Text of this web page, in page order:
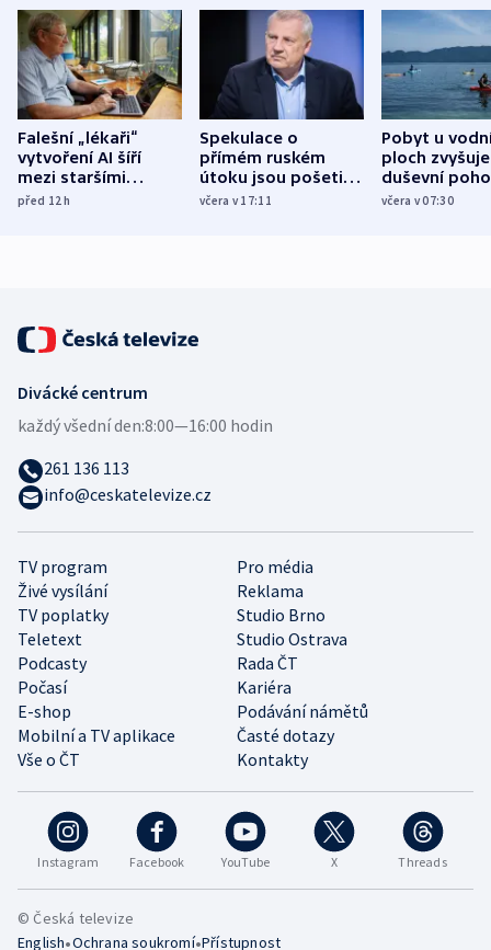
Falešní „lékaři“
vytvoření AI šíří
mezi staršími
Poláky nebezpečné
před 12h
Spekulace o
přímém ruském
útoku jsou pošetilé,
míní estonský
včera v 17:11
Pobyt u
ploch zvyšuje
duševní
ukázala
včera v 07:30
Instagram Facebook YouTube X Threads
TV program
Pro média
Živé vysílání
Reklama
TV poplatky
Studio Brno
Teletext
Studio Ostrava
Podcasty
Rada ČT
Počasí
Kariéra
E-shop
Podávání námětů
Mobilní a TV aplikace
Časté dotazy
Vše o ČT
Kontakty
Divácké centrum
každý všední den:8:00—16:00 hodin
261 136 113
info@ceskatelevize.cz
© Česká televize
English•Ochrana soukromí•Přístupnost